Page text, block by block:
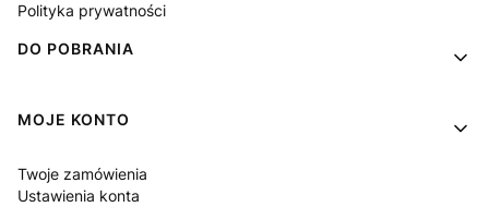
Polityka prywatności
DO POBRANIA
MOJE KONTO
Twoje zamówienia
Ustawienia konta